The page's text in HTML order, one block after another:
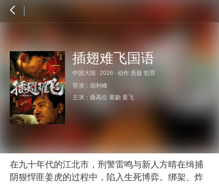
插翅难飞国语
中国大陆 · 2026 · 动作 悬疑 犯罪
导演： 胡利峰
主演： 曲高位 黄勐 童飞
在九十年代的江北市，刑警雷鸣与新人方晴在缉捕
阴狠悍匪姜虎的过程中，陷入生死博弈。绑架、炸